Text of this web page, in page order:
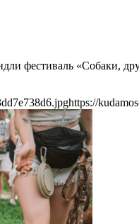
фестиваль «Собаки,
https://